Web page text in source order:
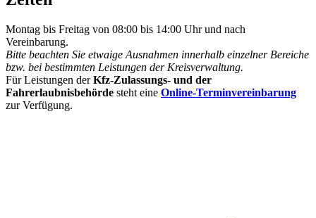
Montag bis Freitag von 08:00 bis 14:00 Uhr und nach
Vereinbarung.
Bitte beachten Sie etwaige Ausnahmen innerhalb einzelner Bereiche
bzw. bei bestimmten Leistungen der Kreisverwaltung.
Für Leistungen derKfz-Zulassungs- und der
Fahrerlaubnisbehörde steht eine Online-Terminvereinbarung
zur Verfügung.